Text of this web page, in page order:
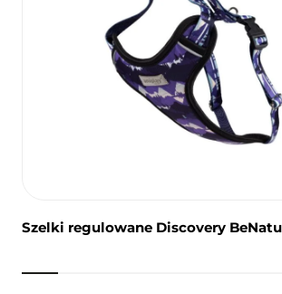
Szelki regulowane Discovery